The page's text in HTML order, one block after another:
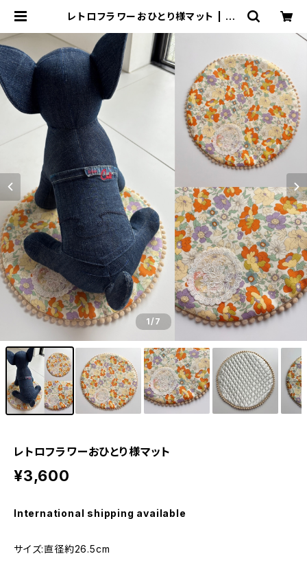
レトロフラワーおひとり様マット | Ju
1/7
レトロフラワーおひとり様マット
¥3,600
International shipping available
サイズ:直径約26.5cm